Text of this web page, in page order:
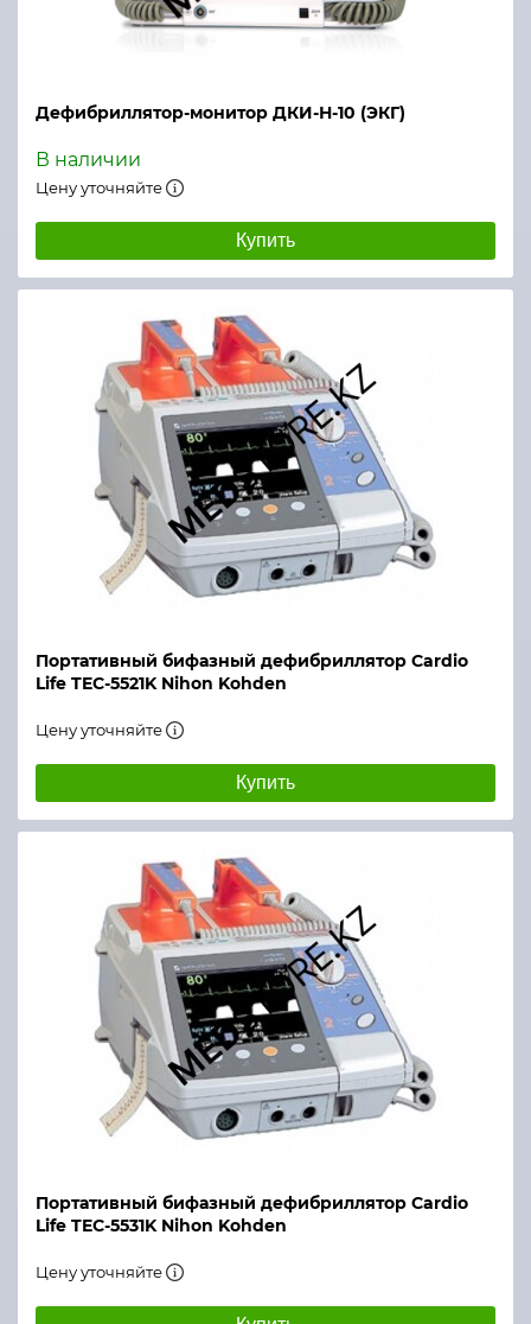
Дефибриллятор-монитор ДКИ-Н-10 (ЭКГ)
В наличии
Цену уточняйте
Купить
Портативный бифазный дефибриллятор Cardio
Life TEC-5521K Nihon Kohden
Цену уточняйте
Купить
Портативный бифазный дефибриллятор Cardio
Life TEC-5531K Nihon Kohden
Цену уточняйте